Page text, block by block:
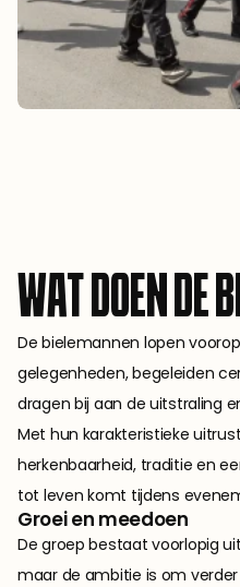
WAT DOEN DE
De bielemannen lopen
gelegenheden, begeleiden
dragen bij aan de uitstraling
Met hun karakteristieke
herkenbaarheid, traditie en
tot leven komt tijdens
Groei en meedoen
De groep bestaat voorlopig
maar de ambitie is om